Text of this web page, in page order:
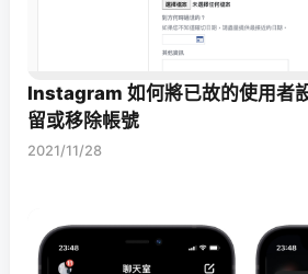
Instagram 如何將已故的使用者
留或移除帳號
2021/11/28